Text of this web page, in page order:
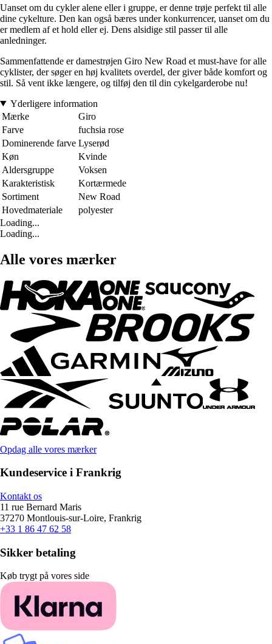
Uanset om du cykler alene eller i gruppe, er denne trøje perfekt til alle
dine cykelture. Den kan også bæres under konkurrencer, uanset om du
er medlem af et hold eller ej. Dens alsidige stil passer til alle
anledninger.
Sammenfattende er damestrøjen Giro New Road et must-have for alle
cyklister, der søger en høj kvalitets overdel, der giver både komfort og
stil. Så vent ikke længere, og tilføj den til din cykelgarderobe nu!
Yderligere information
Mærke
Giro
Farve
fuchsia rose
Dominerende farve Lyserød
Køn
Kvinde
Aldersgruppe
Voksen
Karakteristisk
Kortærmede
Sortiment
New Road
Hovedmateriale
polyester
Loading...
Loading...
Alle vores mærker
Opdag alle vores mærker
Kundeservice i Frankrig
Kontakt os
11 rue Bernard Maris
37270 Montlouis-sur-Loire, Frankrig
+33 1 86 47 62 58
Sikker betaling
Køb trygt på vores side